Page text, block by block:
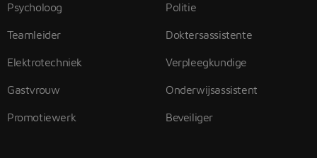
Psycholoog
Teamleider
Elektrotechniek
Gastvrouw
Promotiewerk
Politie
Doktersassistente
Verpleegkundige
Onderwijsassistent
Beveiliger